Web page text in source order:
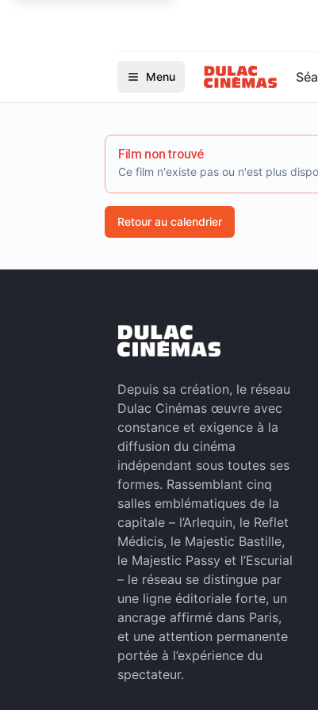
Menu
Film non trouvé
Ce film n'existe pas ou n'est plus
Retour au calendrier
Depuis sa création, le réseau
Dulac Cinémas œuvre avec
constance et exigence à la
diffusion du cinéma
indépendant sous toutes ses
formes. Rassemblant cinq
salles emblématiques de la
capitale – l’Arlequin, le Reflet
Médicis, le Majestic Bastille,
le Majestic Passy et l’Escurial
– le réseau se distingue par
une ligne éditoriale forte, un
ancrage affirmé dans Paris,
et une attention permanente
portée à l’expérience du
spectateur.